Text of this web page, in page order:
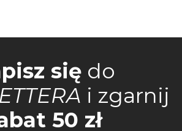
siędo
i zgarnij
50 zł